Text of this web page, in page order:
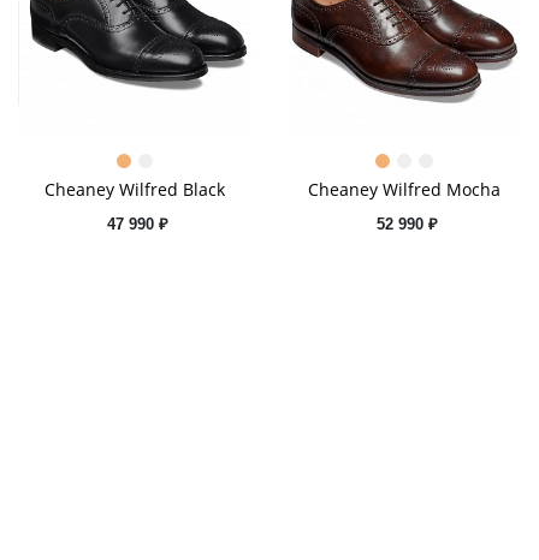
Cheaney Wilfred Black
47 990 ₽
Cheaney Wilfred Mocha
52 990 ₽